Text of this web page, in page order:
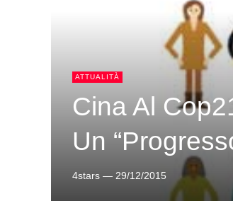
ATTUALITÀ
Cina Al
Un
4stars — 29/12/2015